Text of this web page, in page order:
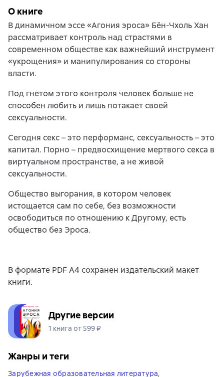
О книге
В динамичном эссе «Агония эроса» Бён-Чхоль Хан
рассматривает контроль над страстями в
современном обществе как важнейший инструмент
«укрощения» и манипулирования со стороны
власти.
Под гнетом этого контроля человек больше не
способен любить и лишь потакает своей
сексуальности.
Сегодня секс – это перформанс, сексуальность – это
капитал. Порно – предвосхищение мертвого секса в
виртуальном пространстве, а не живой
сексуальности.
Общество выгорания, в котором человек
истощается сам по себе, без возможности
освободиться по отношению к Другому, есть
общество без Эроса.
В формате PDF A4 сохранен издательский макет
книги.
Другие версии
1 книга от 599 ₽
Жанры и теги
Зарубежная образовательная литература,